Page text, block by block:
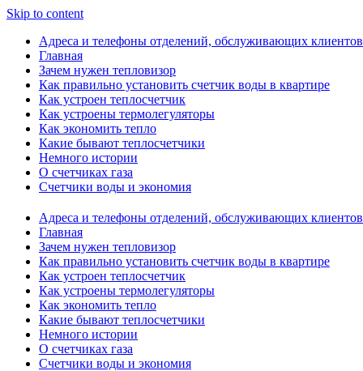
Skip to content
Адреса и телефоны отделений, обслуживающих
Главная
Зачем нужен тепловизор
Как правильно установить счетчик воды в квартире
Как устроен теплосчетчик
Как устроены термолегуляторы
Как экономить тепло
Какие бывают теплосчетчики
Немного истории
О счетчиках газа
Счетчики воды и экономия
Адреса и телефоны отделений, обслуживающих
Главная
Зачем нужен тепловизор
Как правильно установить счетчик воды в квартире
Как устроен теплосчетчик
Как устроены термолегуляторы
Как экономить тепло
Какие бывают теплосчетчики
Немного истории
О счетчиках газа
Счетчики воды и экономия